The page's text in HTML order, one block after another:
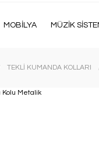
MOBİLYA MÜZİK
TEKLİ KUMANDA KOLLARI